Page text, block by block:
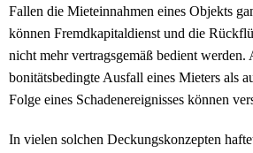
Fallen die Mieteinnahmen eines Objekts
können Fremdkapitaldienst und die
nicht mehr vertragsgemäß bedient werden.
bonitätsbedingte Ausfall eines Mieters als
Folge eines Schadenereignisses können
In vielen solchen Deckungskonzepten